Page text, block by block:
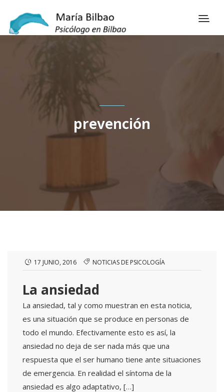
prevención
17 JUNIO, 2016 NOTICIAS DE PSICOLOGÍA
La ansiedad
La ansiedad, tal y como muestran en esta noticia,
es una situación que se produce en personas de
todo el mundo. Efectivamente esto es así, la
ansiedad no deja de ser nada más que una
respuesta que el ser humano tiene ante situaciones
de emergencia. En realidad el síntoma de la
ansiedad es algo adaptativo, […]